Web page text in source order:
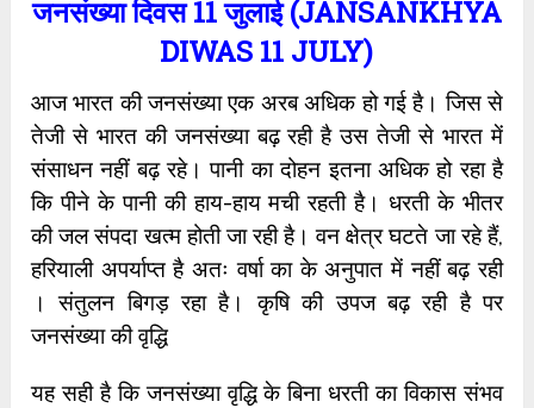
जनसंख्या दिवस 11 जुलाई (JANSANKHYA
DIWAS 11 JULY)
आज भारत की जनसंख्या एक अरब अधिक हो गई है। जिस से
तेजी से भारत की जनसंख्या बढ़ रही है उस तेजी से भारत में
संसाधन नहीं बढ़ रहे। पानी का दोहन इतना अधिक हो रहा है
कि पीने के पानी की हाय-हाय मची रहती है। धरती के भीतर
की जल संपदा खत्म होती जा रही है। वन क्षेत्र घटते जा रहे हैं,
हरियाली अपर्याप्त है अतः वर्षा का के अनुपात में नहीं बढ़ रही
। संतुलन बिगड़ रहा है। कृषि की उपज बढ़ रही है पर
जनसंख्या की वृद्धि
यह सही है कि जनसंख्या वृद्धि के बिना धरती का विकास संभव